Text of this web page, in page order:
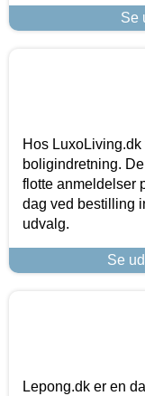
Se
Hos
boligindretning.
flotte anmeldelser
dag ved bestilling
udvalg.
Se
Lepong.dk er en